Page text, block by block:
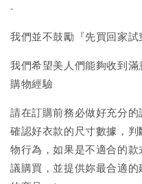
-
我們並不鼓勵『先買回家
我們希望美人們能夠收到
購物經驗
請在訂購前務必做好充分
確認好衣款的尺寸數據，
物行為，如果是不適合的
議購買，並提供妳最合適